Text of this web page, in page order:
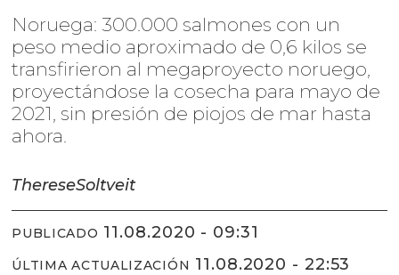
Noruega: 300.000 salmones con un
peso medio aproximado de 0,6 kilos se
transfirieron al megaproyecto noruego,
proyectándose la cosecha para mayo de
2021, sin presión de piojos de mar hasta
ahora.
ThereseSoltveit
PUBLICADO 11.08.2020 - 09:31
ÚLTIMA ACTUALIZACIÓN 11.08.2020 - 22:53